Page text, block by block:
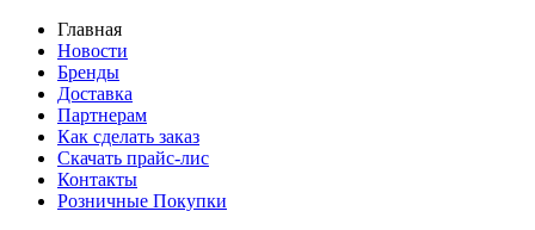
Главная
Новости
Бренды
Доставка
Партнерам
Как сделать заказ
Скачать прайс-лис
Контакты
Розничные Покупки